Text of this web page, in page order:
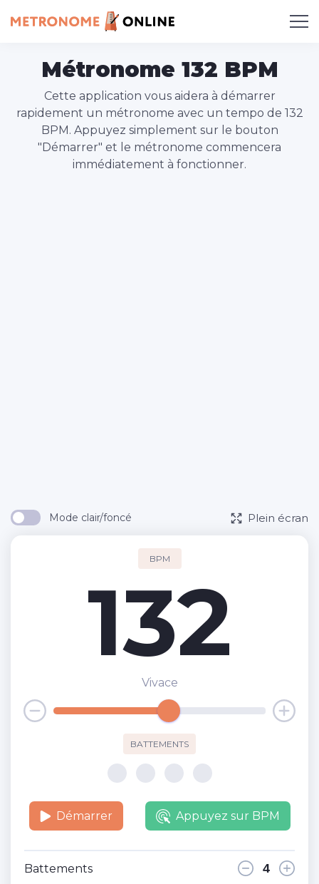
Métronome 132 BPM
Cette application vous aidera à démarrer
rapidement un métronome avec un tempo de 132
BPM. Appuyez simplement sur le bouton
"Démarrer" et le métronome commencera
immédiatement à fonctionner.
Mode clair/foncé Plein écran
BPM
132
Vivace
BATTEMENTS
Démarrer Appuyez sur BPM
Battements